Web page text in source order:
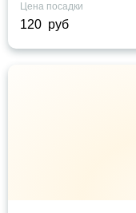
Цена посадки
120 руб